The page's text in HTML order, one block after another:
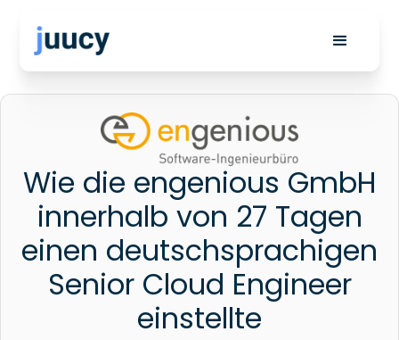
Wie die engenious GmbH
innerhalb von 27 Tagen
einen deutschsprachigen
Senior Cloud Engineer
einstellte